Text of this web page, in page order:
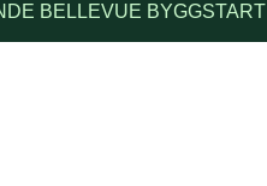
BELLEVUE BYGGSTART